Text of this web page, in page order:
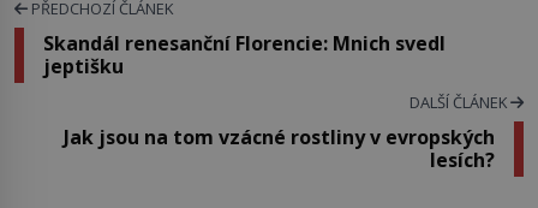
PŘEDCHOZÍ ČLÁNEK
Skandál renesanční Florencie: Mnich svedl
jeptišku
DALŠÍ ČLÁNEK
Jak jsou na tom vzácné rostliny v evropských
lesích?